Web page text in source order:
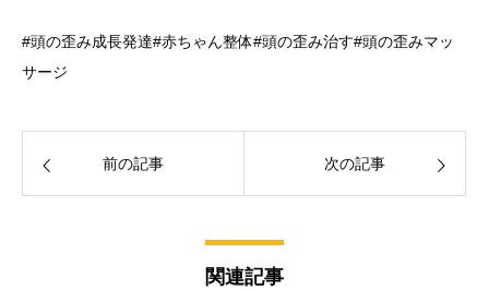
#頭の歪み成長発達#赤ちゃん整体#頭の歪み治す#頭の歪みマッ
サージ
前の記事 次の記事
関連記事